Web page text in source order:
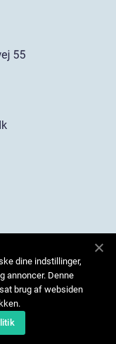
dine indstillinger,
annoncer. Denne
brug af websiden